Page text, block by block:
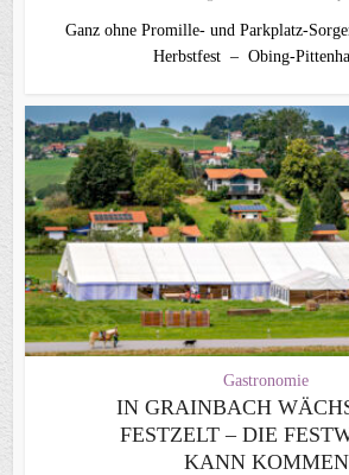
Ganz ohne Promille- und Parkplatz-
Herbstfest – Obing-
Gastronomie
IN GRAINBACH
FESTZELT – DIE
KANN KOMMEN